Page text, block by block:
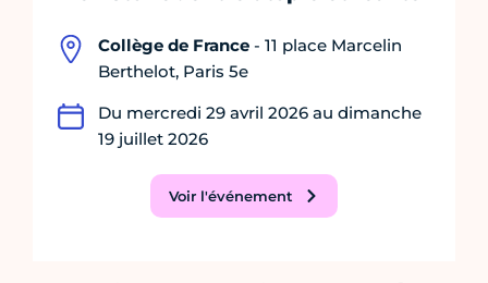
Collège de France - 11 place Marcelin
Berthelot, Paris 5e
Du mercredi 29 avril 2026 au dimanche
19 juillet 2026
Voir l'événement